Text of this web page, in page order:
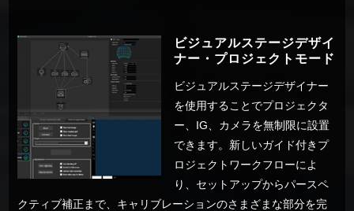
ビジュアルステージデザイ
ナー・プロジェクトモード
ビジュアルステージデザイナー
を使用することでプロジェクタ
ー、IG、カメラを無制限に設置
できます。新しいガイド付きプ
ロジェクトワークフローによ
り、セットアップからパースペ
クティブ補正まで、キャリブレーションのさまざまな部分を完